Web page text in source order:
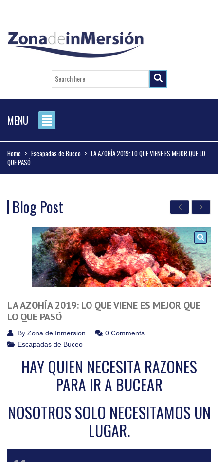
MENU
Home > Escapadas de Buceo > LA AZOHÍA 2019: LO QUE VIENE ES MEJOR QUE LO
QUE PASÓ
Blog Post
LA AZOHÍA 2019: LO QUE VIENE ES MEJOR QUE
LO QUE PASÓ
By Zona de Inmersion
0 Comments
Escapadas de Buceo
HAY QUIEN NECESITA RAZONES
PARA IR A BUCEAR
NOSOTROS SOLO NECESITAMOS UN
LUGAR.